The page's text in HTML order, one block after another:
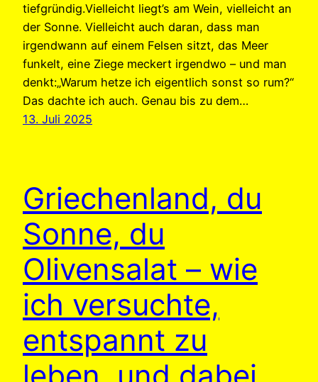
tiefgründig.Vielleicht liegt’s am Wein, vielleicht an
der Sonne. Vielleicht auch daran, dass man
irgendwann auf einem Felsen sitzt, das Meer
funkelt, eine Ziege meckert irgendwo – und man
denkt:„Warum hetze ich eigentlich sonst so rum?“
Das dachte ich auch. Genau bis zu dem…
13. Juli 2025
Griechenland, du
Sonne, du
Olivensalat – wie
ich versuchte,
entspannt zu